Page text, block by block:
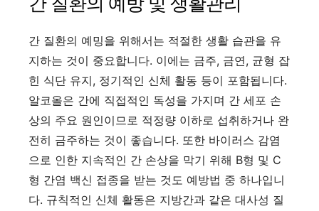
간 질환의 예밍을 위해서는 적절한 생활 습관을 유
지하는 것이 중요합니다. 이에는 금주, 금연, 균형 잡
힌 식단 유지, 정기적인 신체 활동 등이 포함됩니다.
알코올은 간에 직접적인 독성을 가지며 간 세포 손
상의 주요 원인이므로 적정량 이하로 섭취하거나 완
전히 금주하는 것이 좋습니다. 또한 바이러스 감염
으로 인한 지속적인 간 손상을 막기 위해 B형 및 C
형 간염 백신 접종을 받는 것도 예방법 중 하나입니
다. 규칙적인 신체 활동은 지방간과 같은 대사성 질